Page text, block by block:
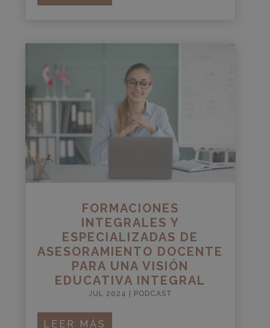
FORMACIONES
INTEGRALES Y
ESPECIALIZADAS DE
ASESORAMIENTO DOCENTE
PARA UNA VISIÓN
EDUCATIVA INTEGRAL
JUL 2024 PODCAST
LEER MÁS